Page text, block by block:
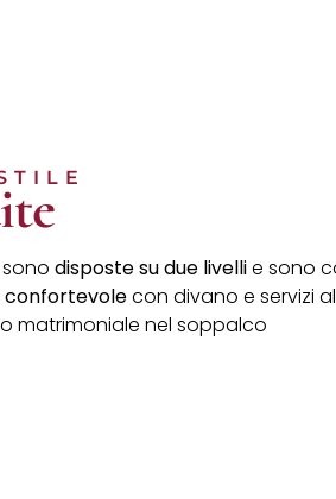
disposte su due livellie sono
confortevolecon divano e servizi
matrimoniale nel soppalco